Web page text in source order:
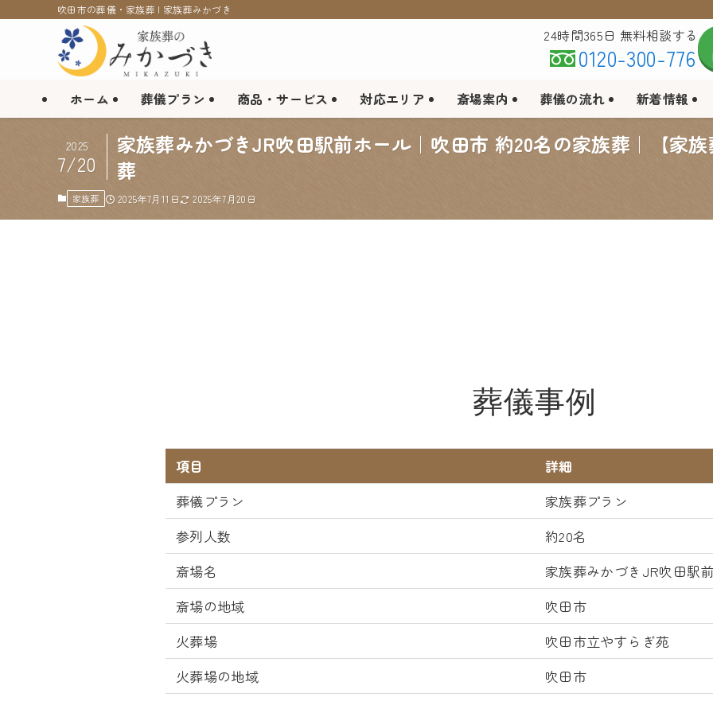
吹田市の葬儀・家族葬 | 家族葬みかづき
ホーム 葬儀プラン 商品・サービス 対応エリア 斎場案内 葬儀の流れ 新着情報
24時間365日 無料相談する
0120-300-776
家族葬みかづきJR吹田駅前ホール｜吹田市 約20名の家族葬｜【家
葬
2025
7/20
家族葬 2025年7月11日 2025年7月20日
葬儀事例
項目
詳細
葬儀プラン
家族葬プラン
参列人数
約20名
斎場名
家族葬みかづきJR吹田駅
斎場の地域
吹田市
火葬場
吹田市立やすらぎ苑
火葬場の地域
吹田市